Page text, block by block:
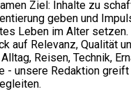
Ziel: Inhalte zu
geben und
Leben im Alter setzen.
auf Relevanz, Qualität
Reisen, Technik,
- unsere Redaktion